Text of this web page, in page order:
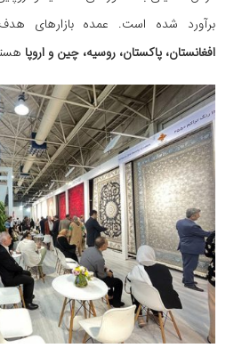
برآورد شده است. عمده بازارهای
افغانستان، پاکستان، روسیه، چین و اروپا